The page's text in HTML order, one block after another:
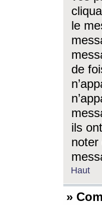
le
de
ils
noter
Haut
»